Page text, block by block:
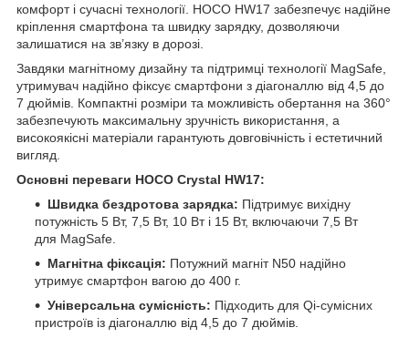
комфорт і сучасні технології. HOCO HW17 забезпечує надійне
кріплення смартфона та швидку зарядку, дозволяючи
залишатися на зв’язку в дорозі.
Завдяки магнітному дизайну та підтримці технології MagSafe,
утримувач надійно фіксує смартфони з діагоналлю від 4,5 до
7 дюймів. Компактні розміри та можливість обертання на 360°
забезпечують максимальну зручність використання, а
високоякісні матеріали гарантують довговічність і естетичний
вигляд.
Основні переваги HOCO Crystal HW17:
Швидка бездротова зарядка: Підтримує вихідну
потужність 5 Вт, 7,5 Вт, 10 Вт і 15 Вт, включаючи 7,5 Вт
для MagSafe.
Магнітна фіксація: Потужний магніт N50 надійно
утримує смартфон вагою до 400 г.
Універсальна сумісність: Підходить для Qi-сумісних
пристроїв із діагоналлю від 4,5 до 7 дюймів.